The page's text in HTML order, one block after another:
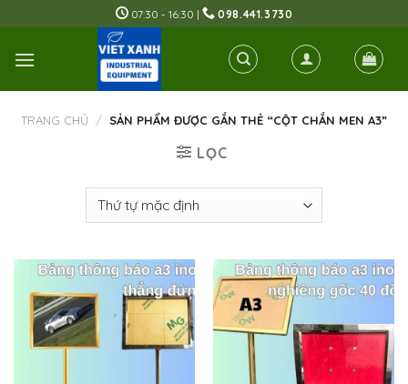
to
content
07:30 - 16:30 | 098.441.3730
TRANG CHỦ / SẢN PHẨM ĐƯỢC GẮN THẺ “CỘT CHẮN MEN A3”
LỌC